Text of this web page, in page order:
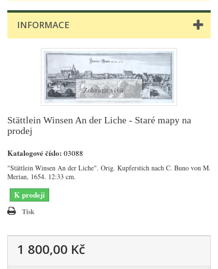
INFORMACE
Zobrazit větší
Stättlein Winsen An der Liche - Staré mapy na
prodej
Katalogové číslo: 03088
"Stättlein Winsen An der Liche". Orig. Kupferstich nach C. Buno von M.
Merian, 1654. 12:33 cm.
K prodeji
Tisk
1 800,00 Kč